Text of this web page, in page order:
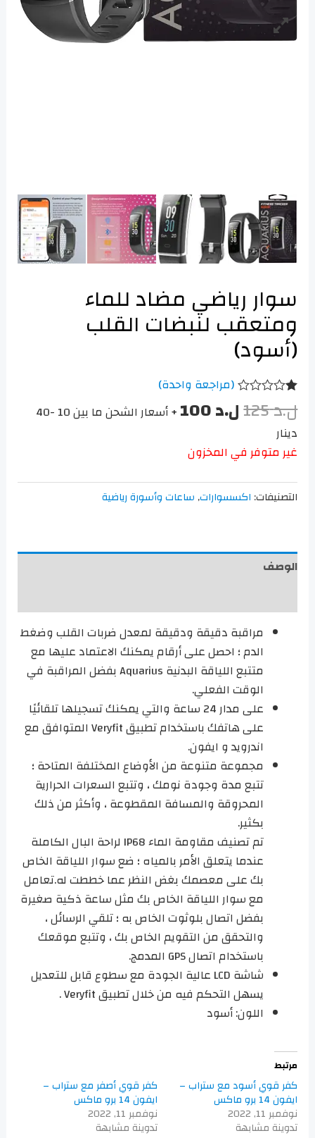
سوار رياضي مضاد للماء
ومتعقب لنبضات القلب
(أسود)
التقييم
1.00
من
5
على
تقييم
عميل
(مراجعة واحدة)
ل.د125 ل.د
+ أسعار الشحن ما بين 10 -40
دينار
غير متوفر في المخزون
التصنيفات: اكسسوارات, ساعات وأسورة رياضية
الوصف
مراقبة دقيقة ودقيقة لمعدل ضربات القلب وضغط
الدم ؛ احصل على أرقام يمكنك الاعتماد عليها مع
متتبع اللياقة البدنية Aquarius بفضل المراقبة في
الوقت الفعلي.
على مدار 24 ساعة والتي يمكنك تسجيلها تلقائيًا
على هاتفك باستخدام تطبيق Veryfit المتوافق مع
اندرويد و ايفون.
مجموعة متنوعة من الأوضاع المختلفة المتاحة ؛
تتبع مدة وجودة نومك ، وتتبع السعرات الحرارية
المحروقة والمسافة المقطوعة ، وأكثر من ذلك
بكثير.
تم تصنيف مقاومة الماء IP68 لراحة البال الكاملة
عندما يتعلق الأمر بالمياه ؛ ضع سوار اللياقة الخاص
بك على معصمك بغض النظر عما خططت له.تعامل
مع سوار اللياقة الخاص بك مثل ساعة ذكية صغيرة
بفضل اتصال بلوثوت الخاص به ؛ تلقي الرسائل ،
والتحقق من التقويم الخاص بك ، وتتبع موقعك
باستخدام اتصال GPS المدمج.
شاشة LCD عالية الجودة مع سطوع قابل للتعديل
يسهل التحكم فيه من خلال تطبيق Veryfit .
اللون: أسود
مرتبط
كفر قوي أسود مع ستراب –
ايفون 14 برو ماكس
نوفمبر 11, 2022
تدوينة مشابهة
كفر قوي أصفر مع ستراب –
ايفون 14 برو ماكس
نوفمبر 11, 2022
تدوينة مشابهة